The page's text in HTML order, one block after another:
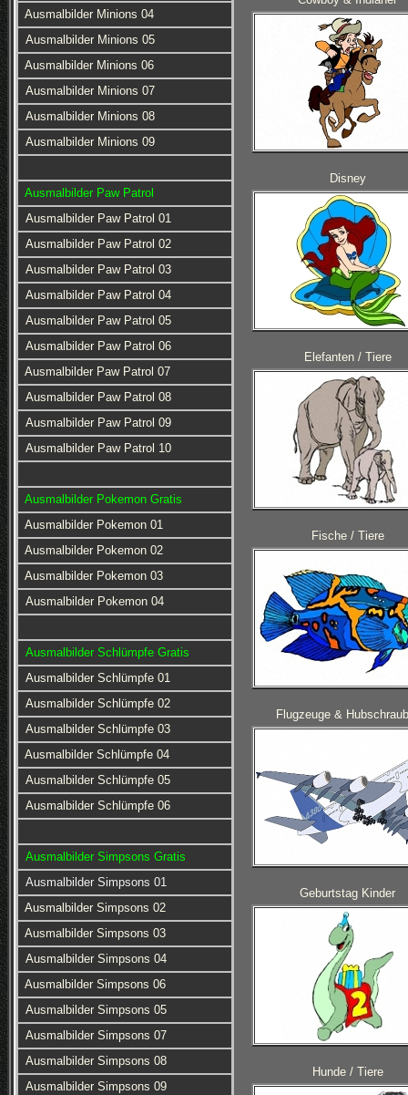
Ausmalbilder Minions 04
Ausmalbilder Minions 05
Ausmalbilder Minions 06
Ausmalbilder Minions 07
Ausmalbilder Minions 08
Ausmalbilder Minions 09
Ausmalbilder Paw Patrol
Ausmalbilder Paw Patrol 01
Ausmalbilder Paw Patrol 02
Ausmalbilder Paw Patrol 03
Ausmalbilder Paw Patrol 04
Ausmalbilder Paw Patrol 05
Ausmalbilder Paw Patrol 06
Ausmalbilder Paw Patrol 07
Ausmalbilder Paw Patrol 08
Ausmalbilder Paw Patrol 09
Ausmalbilder Paw Patrol 10
Ausmalbilder Pokemon Gratis
Ausmalbilder Pokemon 01
Ausmalbilder Pokemon 02
Ausmalbilder Pokemon 03
Ausmalbilder Pokemon 04
Ausmalbilder Schlümpfe Gratis
Ausmalbilder Schlümpfe 01
Ausmalbilder Schlümpfe 02
Ausmalbilder Schlümpfe 03
Ausmalbilder Schlümpfe 04
Ausmalbilder Schlümpfe 05
Ausmalbilder Schlümpfe 06
Ausmalbilder Simpsons Gratis
Ausmalbilder Simpsons 01
Ausmalbilder Simpsons 02
Ausmalbilder Simpsons 03
Ausmalbilder Simpsons 04
Ausmalbilder Simpsons 06
Ausmalbilder Simpsons 05
Ausmalbilder Simpsons 07
Ausmalbilder Simpsons 08
Ausmalbilder Simpsons 09
Disney
Elefanten / Tiere
Fische / Tiere
Flugzeuge &
Geburtstag Kinder
Hunde / Tiere